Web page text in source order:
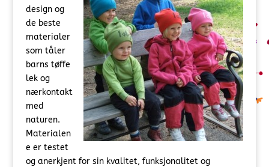
design og
de beste
materialer
som tåler
barns tøffe
lek og
nærkontakt
med
naturen.
Materialen
e er testet
og anerkjent for sin kvalitet, funksjonalitet og